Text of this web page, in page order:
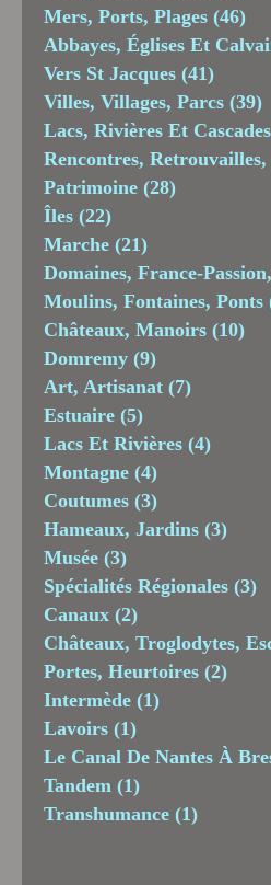
Mers, Ports, Plages (46)
Abbayes, Églises Et
Vers St Jacques (41)
Villes, Villages, Parcs (39)
Lacs, Rivières Et Cascades
Rencontres, Retrouvailles,
Patrimoine (28)
Îles (22)
Marche (21)
Domaines, France-
Moulins, Fontaines, Ponts
Châteaux, Manoirs (10)
Domremy (9)
Art, Artisanat (7)
Estuaire (5)
Lacs Et Rivières (4)
Montagne (4)
Coutumes (3)
Hameaux, Jardins (3)
Musée (3)
Spécialités Régionales (3)
Canaux (2)
Châteaux, Troglodytes,
Portes, Heurtoires (2)
Intermède (1)
Lavoirs (1)
Le Canal De Nantes À
Tandem (1)
Transhumance (1)